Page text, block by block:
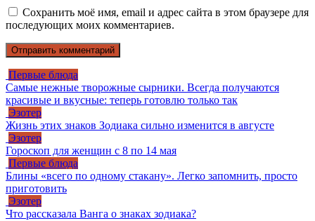
Сохранить моё имя, email и адрес сайта в этом браузере для
последующих моих комментариев.
Первые блюда
Самые нежные творожные сырники. Всегда получаются
красивые и вкусные: теперь готовлю только так
Эзотер
Жизнь этих знаков Зодиака сильно изменится в августе
Эзотер
Гороскоп для женщин с 8 по 14 мая
Первые блюда
Блины «всего по одному стакану». Легко запомнить, просто
приготовить
Эзотер
Что рассказала Ванга о знаках зодиака?